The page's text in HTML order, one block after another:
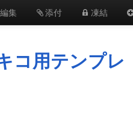
編集 添付 凍結
コ用テンプレ